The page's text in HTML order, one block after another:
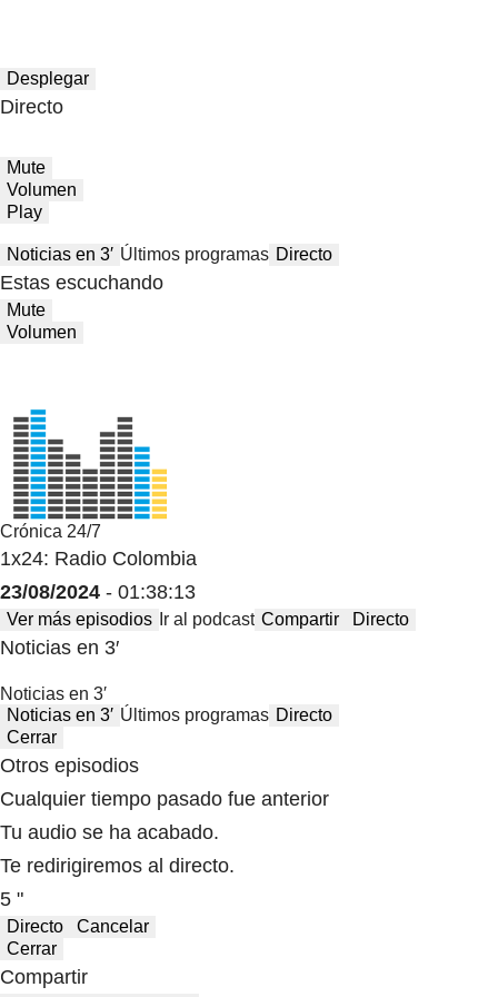
Desplegar
Directo
Mute
Volumen
Play
Noticias en 3′ Últimos programas Directo
Estas escuchando
Mute
Volumen
Crónica 24/7
1x24: Radio Colombia
23/08/2024 - 01:38:13
Ver más episodios Ir al podcast Compartir Directo
Noticias en 3′
Noticias en 3′
Noticias en 3′ Últimos programas Directo
Cerrar
Otros episodios
Cualquier tiempo pasado fue anterior
Tu audio se ha acabado.
Te redirigiremos al directo.
5 "
Directo
Cancelar
Cerrar
Compartir